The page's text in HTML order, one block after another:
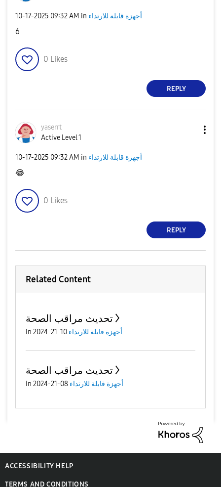
‎10-17-2025 09:32 AM in أجهزة قابلة للارتداء
6
0 Likes
REPLY
yaserrt
Active Level 1
‎10-17-2025 09:32 AM in أجهزة قابلة للارتداء
😂
0 Likes
REPLY
Related Content
تحديث مراقب الصحة
in أجهزة قابلة للارتداء 10-21-2024
تحديث مراقب الصحة
in أجهزة قابلة للارتداء 08-21-2024
ACCESSIBILITY HELP
TERMS AND CONDITIONS